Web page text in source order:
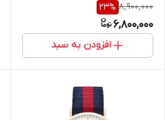
8,900,000
23%
6,800,000
افزودن به سبد